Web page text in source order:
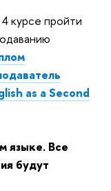
курсе пройти
as a Second
языке. Все
будут